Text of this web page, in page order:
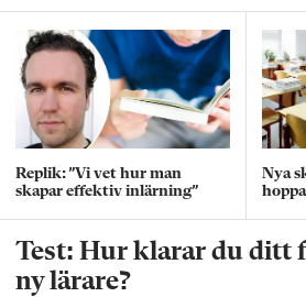
Replik: ”Vi vet hur man
skapar effektiv inlärning”
Nya
Test: Hur klarar du ditt
ny lärare?